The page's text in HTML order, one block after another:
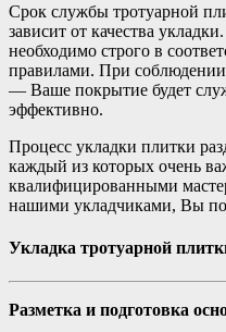
Срок службы тротуарной
зависит от качества
необходимо строго в
правилами. При
— Ваше покрытие будет
эффективно.
Процесс укладки плитки
каждый из которых очень
квалифицированными
нашими укладчиками, Вы
Укладка тротуарной
Разметка и подготовка